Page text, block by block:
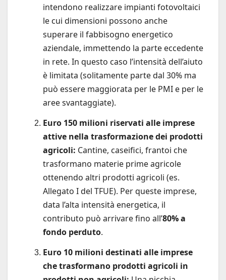
intendono realizzare impianti fotovoltaici
le cui dimensioni possono anche
superare il fabbisogno energetico
aziendale, immettendo la parte eccedente
in rete. In questo caso l’intensità dell’aiuto
è limitata (solitamente parte dal 30% ma
può essere maggiorata per le PMI e per le
aree svantaggiate).
Euro 150 milioni riservati alle imprese
attive nella trasformazione dei prodotti
agricoli: Cantine, caseifici, frantoi che
trasformano materie prime agricole
ottenendo altri prodotti agricoli (es.
Allegato I del TFUE). Per queste imprese,
data l’alta intensità energetica, il
contributo può arrivare fino all’80% a
fondo perduto.
Euro 10 milioni destinati alle imprese
che trasformano prodotti agricoli in